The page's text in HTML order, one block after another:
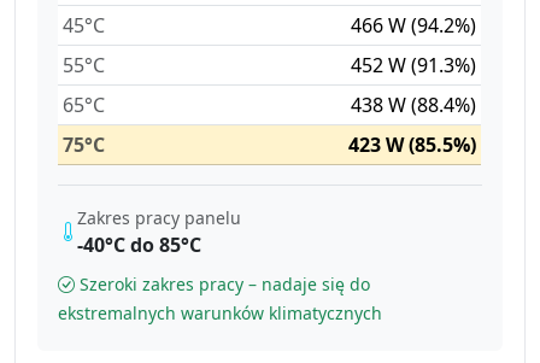
45°C
466 W (94.2%)
55°C
452 W (91.3%)
65°C
438 W (88.4%)
75°C
423 W (85.5%)
Zakres pracy panelu
-40°C do 85°C
Szeroki zakres pracy – nadaje się do
ekstremalnych warunków klimatycznych